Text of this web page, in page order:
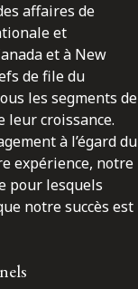
affaires de
et
et à New
de file du
les segments de
leur croissance.
à l’égard du
expérience, notre
pour lesquels
notre succès est